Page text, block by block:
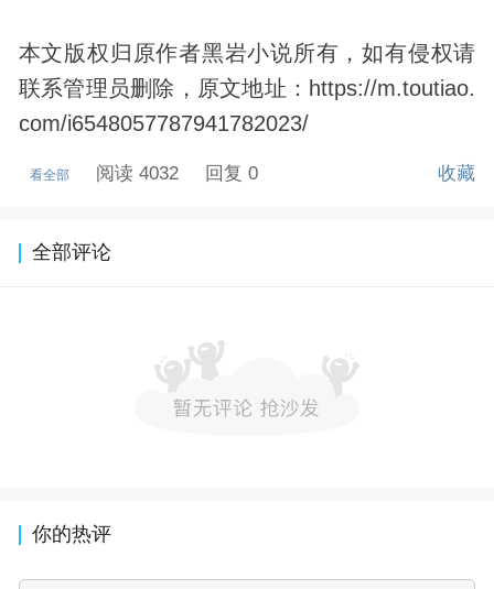
本文版权归原作者黑岩小说所有，如有侵权请
联系管理员删除，原文地址：https://m.toutiao.
com/i6548057787941782023/
看全部 阅读 4032 回复 0 收藏
全部评论
你的热评